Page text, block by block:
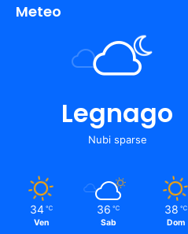
Meteo
Legnago
Nubi sparse
34 ℃
Ven
36 ℃
Sab
38 ℃
Dom